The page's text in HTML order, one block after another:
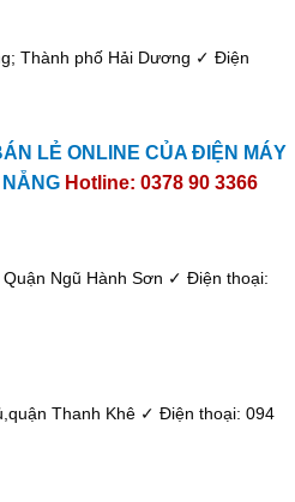
Thành phố Hải Dương ✓ Điện
LẺ ONLINE CỦA ĐIỆN MÁY
Hotline: 0378 90 3366
Ngũ Hành Sơn ✓ Điện thoại:
Thanh Khê ✓ Điện thoại: 094